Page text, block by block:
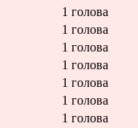
1 голова
1 голова
1 голова
1 голова
1 голова
1 голова
1 голова